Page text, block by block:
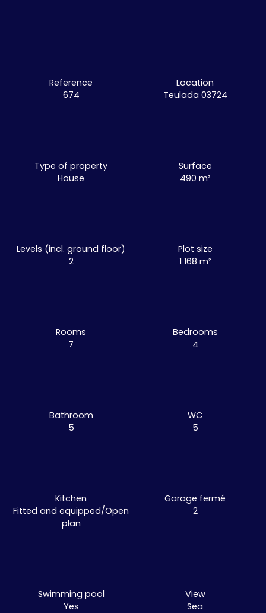
Reference
674
Location
Teulada 03724
Type of property
House
Surface
490 m²
Levels (incl. ground floor)
2
Plot size
1 168 m²
Rooms
7
Bedrooms
4
Bathroom
5
WC
5
Kitchen
Fitted and equipped/Open
plan
Garage fermé
2
Swimming pool
Yes
View
Sea